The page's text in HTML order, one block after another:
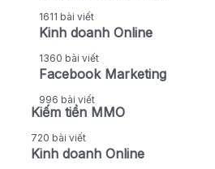
1611 bài viết
Kinh doanh Online
1360 bài viết
Facebook Marketing
996 bài viết
Kiếm tiền MMO
720 bài viết
Kinh doanh Online